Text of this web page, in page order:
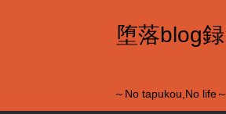
堕落blog録
～No tapukou,No life～